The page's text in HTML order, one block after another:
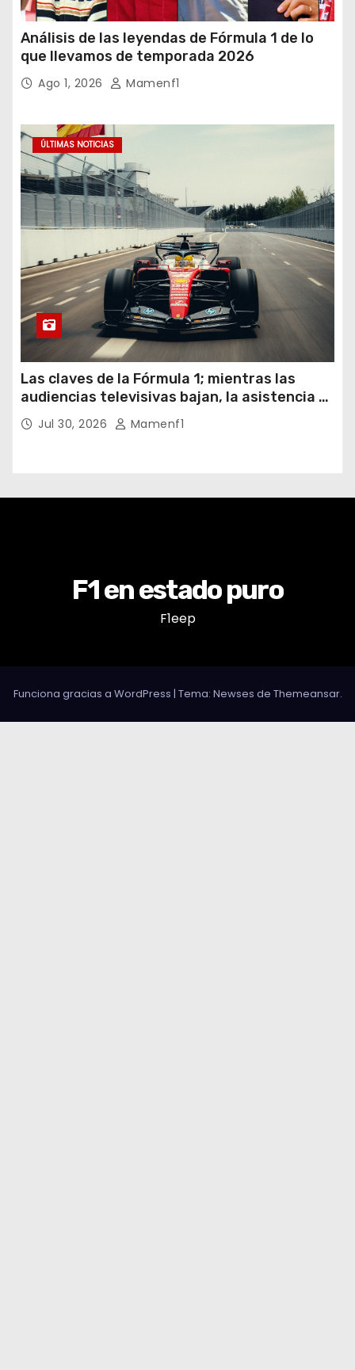
Análisis de las leyendas de Fórmula 1 de lo
que llevamos de temporada 2026
Ago 1, 2026 Mamenf1
ÚLTIMAS NOTICIAS
Las claves de la Fórmula 1; mientras las
audiencias televisivas bajan, la asistencia a
los circuitos suben y en España se nos
vienen sorpresas
Jul 30, 2026 Mamenf1
F1 en estado puro
F1eep
Funciona gracias a WordPress | Tema: Newses de Themeansar.